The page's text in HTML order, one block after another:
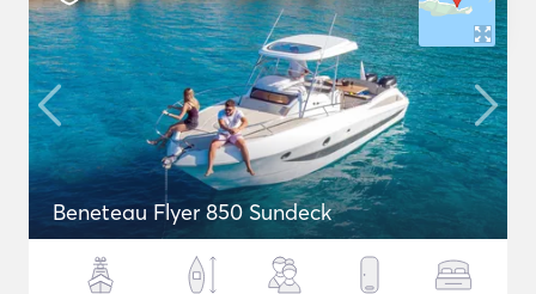
Beneteau Flyer 850 Sundeck